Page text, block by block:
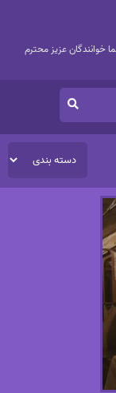
خوانندگان عزیز محترم